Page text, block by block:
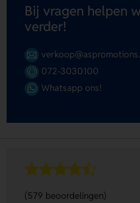
Bij vragen helpen
verder!
072-3030100
Whatsapp ons!
(579 beoordelingen)